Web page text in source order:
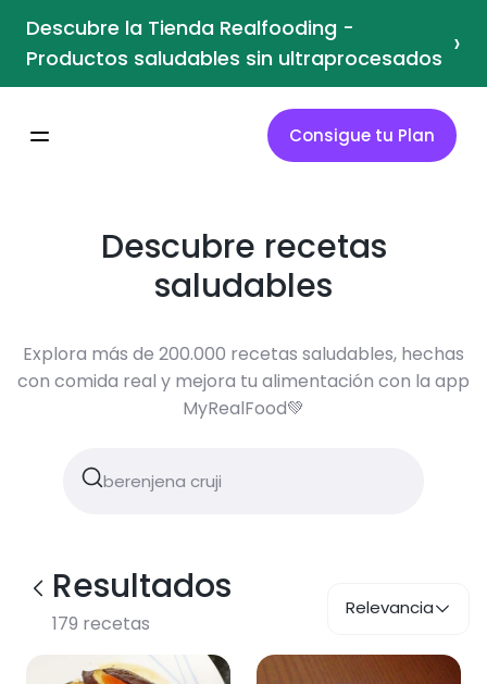
Descubre la Tienda Realfooding -
Productos saludables sin ultraprocesados ›
Consigue tu Plan
Descubre recetas
saludables
Explora más de 200.000 recetas saludables, hechas
con comida real y mejora tu alimentación con la app
MyRealFood💚
Resultados
179 recetas
Relevancia